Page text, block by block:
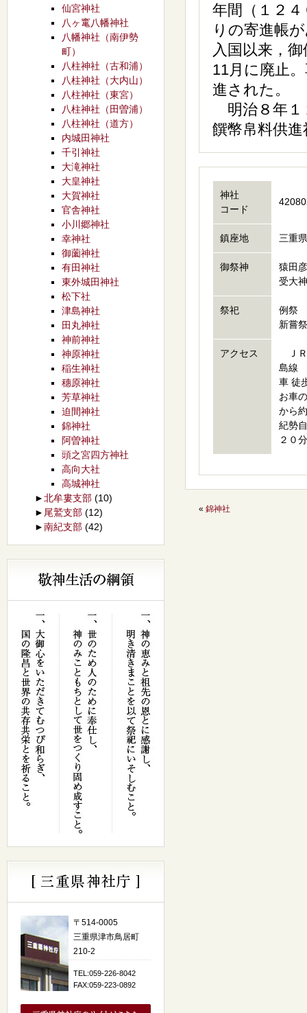
年間（１２
りの寄進帳
入国以来，
11月に廃止
進された。
明治８年１
饌幣帛料供
神社
コード
鎮座地 三重
御祭神
猿田
受大
祭祀
例祭
新嘗
アクセス
ＪＲ
島線
車 徒
お車
から
紀勢
２０分
« 錦神社
仙宮神社
八ヶ竃八幡神社
八幡神社（南伊勢
町）
八柱神社（古和浦）
八柱神社（大内山）
八柱神社（東宮）
八柱神社（田曽浦）
八柱神社（道方）
内城田神社
千引神社
大滝神社
大皇神社
大賀神社
官舎神社
小川郷神社
幸神社
御薗神社
有田神社
東外城田神社
松下社
津島神社
田丸神社
神前神社
神原神社
稲生神社
穗原神社
芳草神社
迫間神社
錦神社
阿曽神社
頭之宮四方神社
高向大社
高城神社
►北牟婁支部 (10)
► 尾鷲支部 (12)
►南紀支部 (42)
〒514-0005
三重県津市鳥居町
210-2
TEL:059-226-8042
FAX:059-223-0892